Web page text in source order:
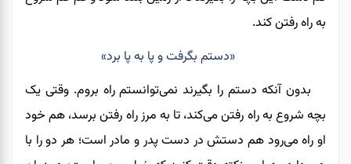
به راه رفتن کند.
«دستم بگرفت و پا به پا برد»
بدون آنکه دستم را بگیرندنمی‌توانستم راه بروم. وقتی‌ یک
بچه شروع به راه رفتن می‌کند، تا به مرز راه رفتن برسد، هم خود
او راه می‌رود هم دستش در دست پدر و مادر است؛ هر دو را با